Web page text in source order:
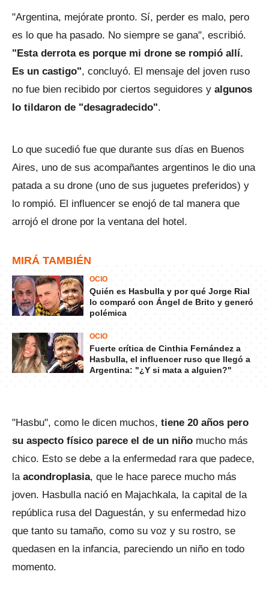
"Argentina, mejórate pronto. Sí, perder es malo, pero
es lo que ha pasado. No siempre se gana", escribió.
"Esta derrota es porque mi drone se rompió allí.
Es un castigo", concluyó. El mensaje del joven ruso
no fue bien recibido por ciertos seguidores y algunos
lo tildaron de "desagradecido".
Lo que sucedió fue que durante sus días en Buenos
Aires, uno de sus acompañantes argentinos le dio una
patada a su drone (uno de sus juguetes preferidos) y
lo rompió. El influencer se enojó de tal manera que
arrojó el drone por la ventana del hotel.
MIRÁ TAMBIÉN
OCIO
Quién es Hasbulla y por qué Jorge Rial
lo comparó con Ángel de Brito y generó
polémica
OCIO
Fuerte crítica de Cinthia Fernández a
Hasbulla, el influencer ruso que llegó a
Argentina: "¿Y si mata a alguien?"
"Hasbu", como le dicen muchos, tiene 20 años pero
su aspecto físico parece el de un niño mucho más
chico. Esto se debe a la enfermedad rara que padece,
la acondroplasia, que le hace parece mucho más
joven. Hasbulla nació en Majachkala, la capital de la
república rusa del Daguestán, y su enfermedad hizo
que tanto su tamaño, como su voz y su rostro, se
quedasen en la infancia, pareciendo un niño en todo
momento.